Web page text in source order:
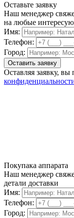
Оставьте заявку
Наш менеджер
на любые
Имя:
Телефон:
Город:
Оставляя заявку, вы
Покупака аппарата
Наш менеджер
детали доставки
Имя:
Телефон:
Город: